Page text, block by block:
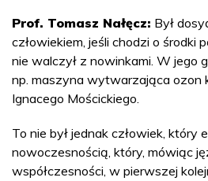
Prof. Tomasz Nałęcz: Był
człowiekiem, jeśli chodzi o środki
nie walczył z nowinkami. W jego
np. maszyna wytwarzająca ozon
Ignacego Mościckiego.
To nie był jednak człowiek, który
nowoczesnością, który, mówiąc
współczesności, w pierwszej